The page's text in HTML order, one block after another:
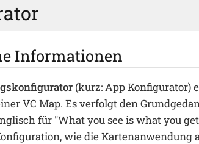
Informationen
(kurz: App Konfigurator)
VC Map. Es verfolgt den
für "What you see is what you
wie die Kartenanwendung